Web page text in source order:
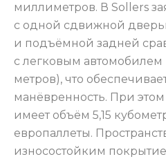
миллиметров. В Sollers
с одной сдвижной
и подъёмной задней
с легковым автомобилем
метров), что
манёвренность. При этом
имеет объём 5,15
европаллеты.
износостойким